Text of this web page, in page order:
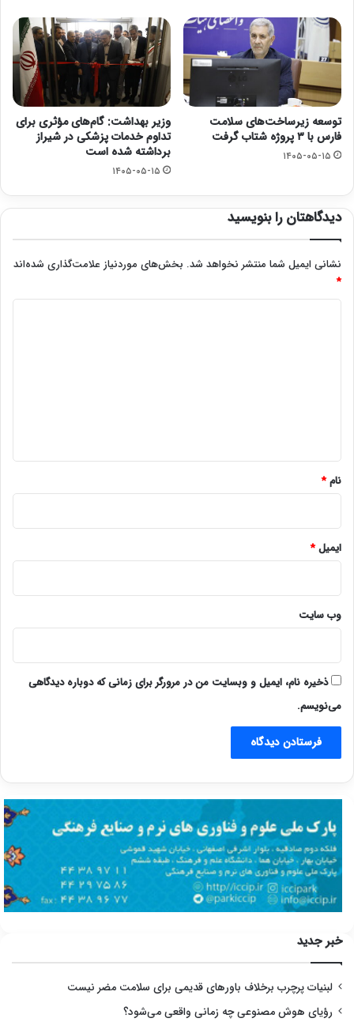
توسعه زیرساخت‌های سلامت
فارس با ۳ پروژه شتاب گرفت
۱۴۰۵-۰۵-۱۵
وزیر بهداشت: گام‌های مؤثری برای
تداوم خدمات پزشکی در شیراز
برداشته شده است
۱۴۰۵-۰۵-۱۵
دیدگاهتان را بنویسید
نشانی ایمیل شما منتشر نخواهد شد. بخش‌های موردنیاز علامت‌گذاری شده‌اند
*
نام*
ایمیل*
وب‌ سایت
ذخیره نام، ایمیل و وبسایت من در مرورگر برای زمانی که دوباره دیدگاهی
می‌نویسم.
خبر جدید
لبنیات پرچرب برخلاف باورهای قدیمی برای سلامت مضر نیست
رؤیای هوش مصنوعی چه زمانی واقعی می‌شود؟